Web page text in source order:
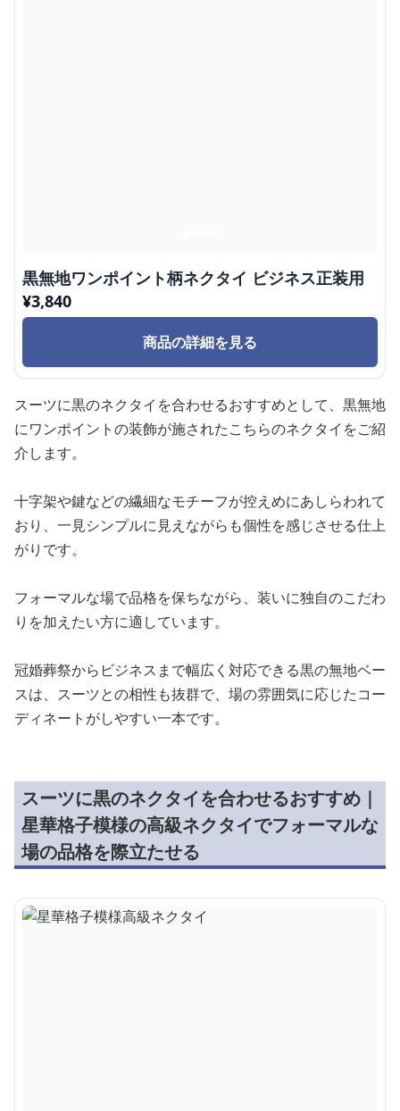
黒無地ワンポイント柄ネクタイ ビジネス正装用
¥3,840
商品の詳細を見る
スーツに黒のネクタイを合わせるおすすめとして、黒無地
にワンポイントの装飾が施されたこちらのネクタイをご紹
介します。
十字架や鍵などの繊細なモチーフが控えめにあしらわれて
おり、一見シンプルに見えながらも個性を感じさせる仕上
がりです。
フォーマルな場で品格を保ちながら、装いに独自のこだわ
りを加えたい方に適しています。
冠婚葬祭からビジネスまで幅広く対応できる黒の無地ベー
スは、スーツとの相性も抜群で、場の雰囲気に応じたコー
ディネートがしやすい一本です。
スーツに黒のネクタイを合わせるおすすめ｜
星華格子模様の高級ネクタイでフォーマルな
場の品格を際立たせる